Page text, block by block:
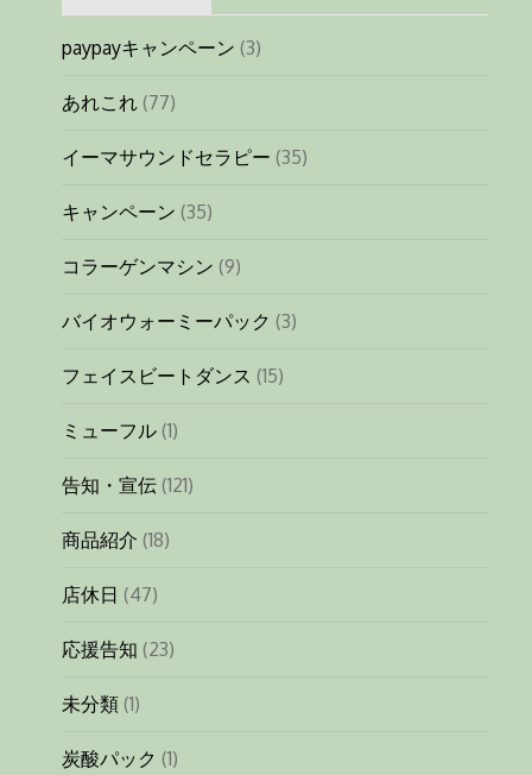
paypayキャンペーン (3)
あれこれ(77)
イーマサウンドセラピー (35)
キャンペーン (35)
コラーゲンマシン (9)
バイオウォーミーパック (3)
フェイスビートダンス (15)
ミューフル(1)
告知・宣伝(121)
商品紹介 (18)
店休日 (47)
応援告知 (23)
未分類(1)
炭酸パック (1)